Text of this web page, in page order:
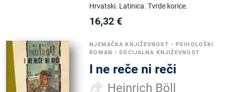
Hrvatski. Latinica.Tvrde korice.
16,32 €
NJEMAČKA KNJIŽEVNOST •PSIHOLOŠKI
ROMAN •SOCIJALNA KNJIŽEVNOST
I ne reče ni reči
Heinrich Böll